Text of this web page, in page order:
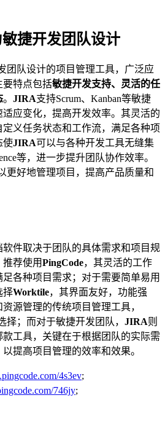
捷开发团队设计
团队设计的项目管理工具，广泛应
要特点包括敏捷开发支持、灵活的任
。 JIRA支持Scrum、Kanban等敏捷
应变化，提高开发效率。其灵活的
义任务状态和工作流，满足各种项
使JIRA可以与各种开发工具无缝集
等，进一步提升团队协作效率。
更好地管理项目，提高产品质量和
件取决于团队的具体需求和项目规
荐使用PingCode，其灵活的工作
各种项目需求；对于需要简单易用
择Worktile，其界面友好，功能强
源管理的传统项目管理工具，
择；而对于敏捷开发团队， JIRA则
工具，关键在于根据团队的实际需
提高项目管理的效率和效果。
4s3ev;
746jy;